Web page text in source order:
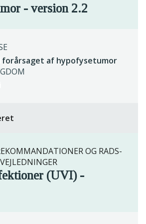
- version 2.2
forårsaget af hypofysetumor
OG RADS-
(UVI) -